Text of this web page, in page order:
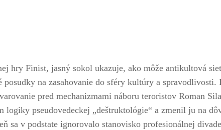
hry Finist, jasný sokol ukazuje, ako môže antikultová
posudky na zasahovanie do sféry kultúry a spravodlivosti.
pred mechanizmami náboru teroristov Roman
logiky pseudovedeckej „deštruktológie“ a zmenil ju na
sa v podstate ignorovalo stanovisko profesionálnej